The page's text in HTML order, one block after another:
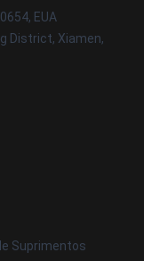
EUA
District, Xiamen,
Suprimentos